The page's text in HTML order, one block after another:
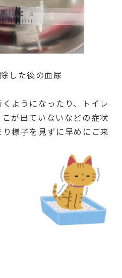
した後の血尿
ようになったり、トイレ
が出ていないなどの症状
様子を見ずに早めにご来